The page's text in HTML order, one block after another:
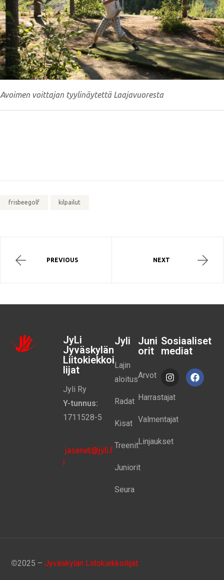
Avoimen voittajan tyylinäytettä Laajavuoresta
frisbeegolf kilpailut
PREVIOUS NEXT
JyLi
Jyväskylän
Liitokiekkoi
lijat
Jyli Ry
Y-tunnus:
1711528-5
jasenet@jyli.f
i
Jyli
Lajin
aloitus
Radat
Kisat
Treenit
Juniorit
Seura
Juni
orit
Arvot
Harrastajat
Valmentajat
Linjaukset
Sosiaaliset
mediat
©2025 –Jyväskylän Liitokiekkoilijat